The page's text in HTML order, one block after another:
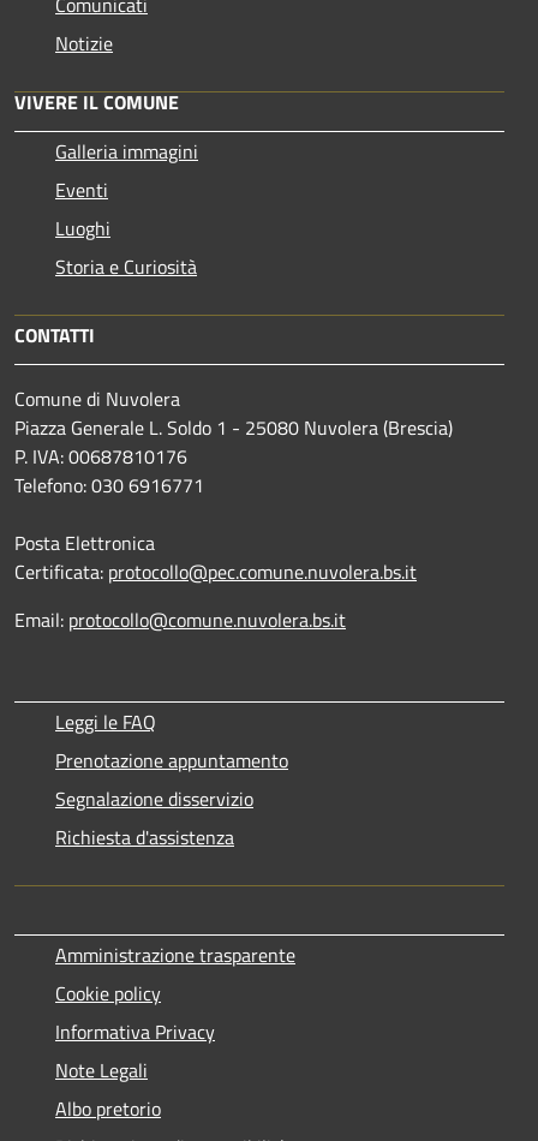
Notizie
VIVERE IL COMUNE
Galleria immagini
Eventi
Luoghi
Storia e Curiosità
CONTATTI
Comune di Nuvolera
Piazza Generale L. Soldo 1 - 25080 Nuvolera (Brescia)
P. IVA: 00687810176
Telefono: 030 6916771
Posta Elettronica
Certificata: protocollo@pec.comune.nuvolera.bs.it
Email: protocollo@comune.nuvolera.bs.it
Leggi le FAQ
Prenotazione appuntamento
Segnalazione disservizio
Richiesta d'assistenza
Amministrazione trasparente
Cookie policy
Informativa Privacy
Note Legali
Albo pretorio